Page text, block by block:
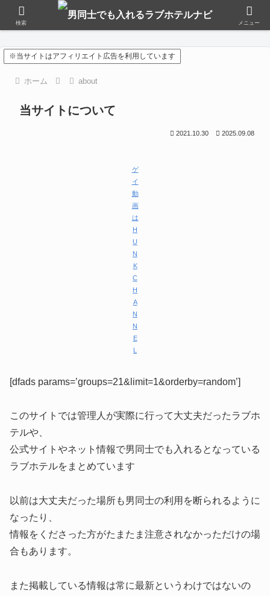
おすすめアダルトグッズ
※当サイトはアフィリエイト広告を利用しています
ホーム about
当サイトについて
2021.10.30 2025.09.08
ゲ
イ
動
画
は
H
U
N
K
C
H
A
N
N
E
L
[dfads params=’groups=21&limit=1&orderby=random’]
このサイトでは管理人が実際に行って大丈夫だったラブホ
テルや、
公式サイトやネット情報で男同士でも入れるとなっている
ラブホテルをまとめています
以前は大丈夫だった場所も男同士の利用を断られるように
なったり、
情報をくださった方がたまたま注意されなかっただけの場
合もあります。
また掲載している情報は常に最新というわけではないの
検索 メニュー